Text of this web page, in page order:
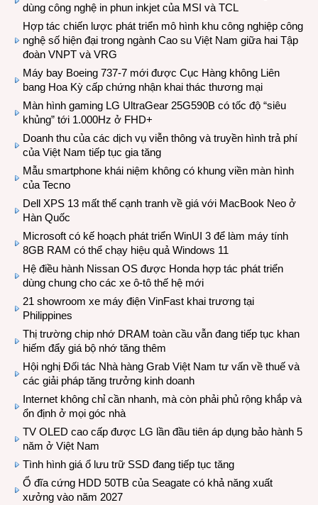
dùng công nghệ in phun inkjet của MSI và TCL
Hợp tác chiến lược phát triển mô hình khu công nghiệp công
nghệ số hiện đại trong ngành Cao su Việt Nam giữa hai Tập
đoàn VNPT và VRG
Máy bay Boeing 737-7 mới được Cục Hàng không Liên
bang Hoa Kỳ cấp chứng nhận khai thác thương mại
Màn hình gaming LG UltraGear 25G590B có tốc độ “siêu
khủng” tới 1.000Hz ở FHD+
Doanh thu của các dịch vụ viễn thông và truyền hình trả phí
của Việt Nam tiếp tục gia tăng
Mẫu smartphone khái niệm không có khung viền màn hình
của Tecno
Dell XPS 13 mất thế cạnh tranh về giá với MacBook Neo ở
Hàn Quốc
Microsoft có kế hoạch phát triển WinUI 3 để làm máy tính
8GB RAM có thể chạy hiệu quả Windows 11
Hệ điều hành Nissan OS được Honda hợp tác phát triển
dùng chung cho các xe ô-tô thế hệ mới
21 showroom xe máy điện VinFast khai trương tại
Philippines
Thị trường chip nhớ DRAM toàn cầu vẫn đang tiếp tục khan
hiếm đẩy giá bộ nhớ tăng thêm
Hội nghị Đối tác Nhà hàng Grab Việt Nam tư vấn về thuế và
các giải pháp tăng trưởng kinh doanh
Internet không chỉ cần nhanh, mà còn phải phủ rộng khắp và
ổn định ở mọi góc nhà
TV OLED cao cấp được LG lần đầu tiên áp dụng bảo hành 5
năm ở Việt Nam
Tình hình giá ổ lưu trữ SSD đang tiếp tục tăng
Ổ đĩa cứng HDD 50TB của Seagate có khả năng xuất
xưởng vào năm 2027